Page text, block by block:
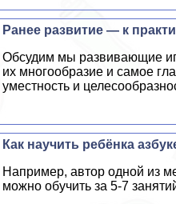
Ранее развитие — к
Обсудим мы развивающие
их многообразие и самое
уместность и
Как научить ребёнка
Например, автор одной из
можно обучить за 5-7